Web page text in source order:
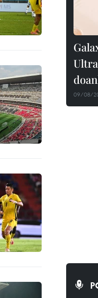
09/08/